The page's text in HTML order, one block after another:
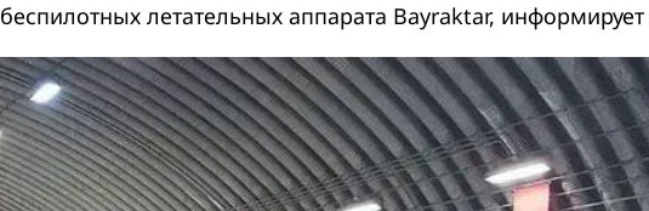
беспилотных летательных аппарата Bayraktar, информирует